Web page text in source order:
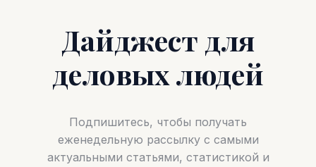
Дайджест для
деловых людей
Подпишитесь, чтобы получать
еженедельную рассылку с самыми
актуальными статьями, статистикой и